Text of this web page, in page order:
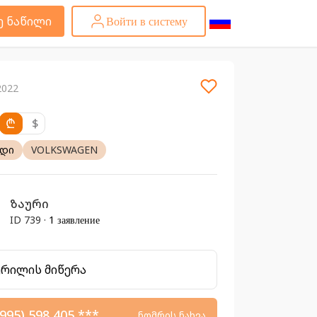
ნაწილი Войти в систему
₾ $
VOLKSWAGEN
ზაური
ID 739 · 1 заявление
მიწერა